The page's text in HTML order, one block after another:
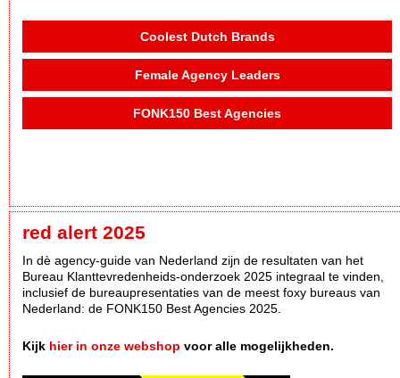
Coolest Dutch Brands
Female Agency Leaders
FONK150 Best Agencies
red alert 2025
In dè agency-guide van Nederland zijn de resultaten van het
Bureau Klanttevredenheids-onderzoek 2025 integraal te vinden,
inclusief de bureaupresentaties van de meest foxy bureaus van
Nederland: de FONK150 Best Agencies 2025.
Kijk hier in onze webshop voor alle mogelijkheden.